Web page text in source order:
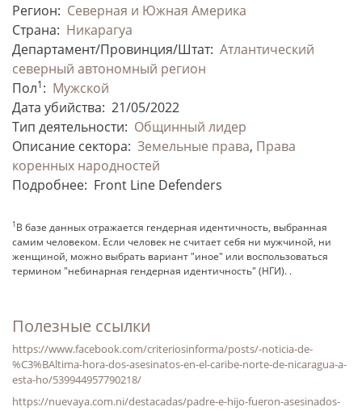
Регион: Северная и Южная Америка
Страна: Никарагуа
Департамент/Провинция/Штат: Атлантический
северный автономный регион
Пол1: Мужской
Дата убийства: 21/05/2022
Тип деятельности: Общинный лидер
Описание сектора: Земельные права, Права
коренных народностей
Подробнее: Front Line Defenders
1В базе данных отражается гендерная идентичность, выбранная
самим человеком. Если человек не считает себя ни мужчиной, ни
женщиной, можно выбрать вариант "иное" или воспользоваться
термином "небинарная гендерная идентичность" (НГИ). .
Полезные ссылки
https://www.facebook.com/criteriosinforma/posts/-noticia-de-
%C3%BAltima-hora-dos-asesinatos-en-el-caribe-norte-de-nicaragua-a-
esta-ho/539944957790218/
https://nuevaya.com.ni/destacadas/padre-e-hijo-fueron-asesinados-